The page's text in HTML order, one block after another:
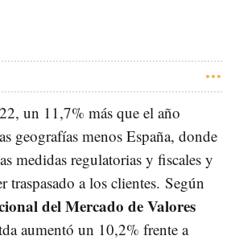
un 11,7% más que el año
geografías menos España, donde
medidas regulatorias y fiscales y
traspasado a los clientes. Según
del Mercado de Valores
aumentó un 10,2% frente a